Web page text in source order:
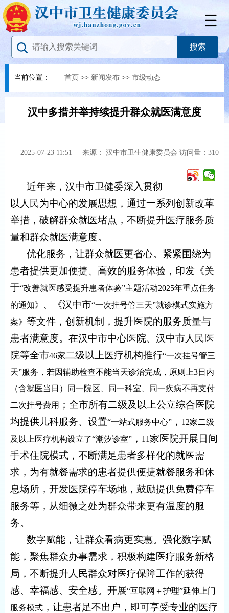
当前位置： 首页 >> 新闻发布 >> 市级动态
汉中多措并举持续提升群众就医满意度
2025-07-23 11:51 来源： 汉中市卫生健康委员会 访问量： 310
近年来， 汉中市卫健委深入贯彻
以人民为中心的发展思想，通过一系列创新改革
举措，破解群众就医堵点，不断提升医疗服务质
量和群众就医满意度。
优化服务 ， 让群众就医更省心。 紧紧围绕为
患者提供更加便捷、高效的服务体验， 印发 《关
于“改善就医感受提升患者体验”主题活动2025年重点任务
的通知》
、 《汉中市“一次挂号管三天”就诊模式实施方
案》 等文件 ， 创新机制， 提升医院的服务质量与
患者满意度。 在汉中市中心医院、汉中市人民医
院等全市46家二级以上医疗机构推行“一次挂号管三
天”服务，若因辅助检查不能当天诊治完成，原则上3日内
（含就医当日）同一院区、同一科室、同一疾病不再支付
二次挂号费用
； 全市所有二级及以上公立综合医院
均提供儿科服务、设置“一站式服务中心” ， 12家二级
及以上医疗机构设立了“潮汐诊室” ， 11 家 医院开展日间
手术住院模式 ， 不断满足患者多样化的就医需
求，为有就餐需求的患者提供便捷就餐服务和休
息场所，开发医院停车场地，鼓励提供免费停车
服务等 ， 从细微之处为群众带来更有温度的服
务。
数字赋能， 让群众看病更实惠。 强化数字赋
能，聚焦群众办事需求， 积极构建 医疗服务新格
局，不断提升人民群众对医疗保障工作的获得
感、幸福感、安全感。 开展“互联网＋护理”延伸上门
服务模式 ， 让患者足不出户，即可享受专业的医疗